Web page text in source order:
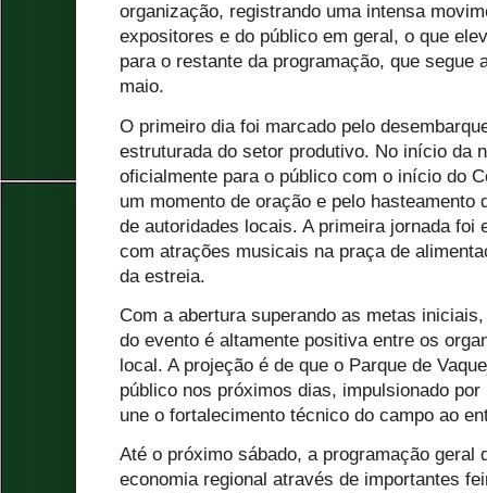
organização, registrando uma intensa
expositores e do público em geral, o que
para o restante da programação, que segue
maio.
O primeiro dia foi marcado pelo
estruturada do setor produtivo. No início da
oficialmente para o público com o início do
um momento de oração e pelo hasteamento
de autoridades locais. A primeira jornada foi
com atrações musicais na praça de
da estreia.
Com a abertura superando as metas
do evento é altamente positiva entre os
local. A projeção é de que o Parque de
público nos próximos dias, impulsionado
une o fortalecimento técnico do campo ao
Até o próximo sábado, a programação geral
economia regional através de importantes